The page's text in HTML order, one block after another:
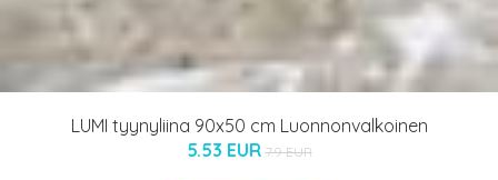
LUMI tyynyliina 90x50 cm Luonnonvalkoinen
5.53 EUR 7.9 EUR